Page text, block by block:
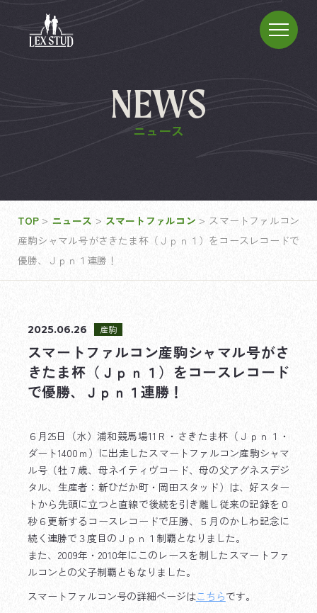
NEWS
ニュース
TOP > ニュース > スマートファルコン > スマートファルコン
産駒シャマル号がさきたま杯（Ｊｐｎ１）をコースレコードで
優勝、Ｊｐｎ１連勝！
2025.06.26 産駒
スマートファルコン産駒シャマル号がさ
きたま杯（Ｊｐｎ１）をコースレコード
で優勝、Ｊｐｎ１連勝！
６月25日（水）浦和競馬場11Ｒ・さきたま杯（Ｊｐｎ１・
ダート1400ｍ）に出走したスマートファルコン産駒シャマ
ル号（牡７歳、母ネイティヴコード、母の父アグネスデジ
タル、生産者：新ひだか町・岡田スタッド）は、好スター
トから先頭に立つと直線で後続を引き離し従来の記録を０
秒６更新するコースレコードで圧勝、５月のかしわ記念に
続く連勝で３度目のＪｐｎ１制覇となりました。
また、2009年・2010年にこのレースを制したスマートファ
ルコンとの父子制覇ともなりました。
スマートファルコン号の詳細ページはこちらです。